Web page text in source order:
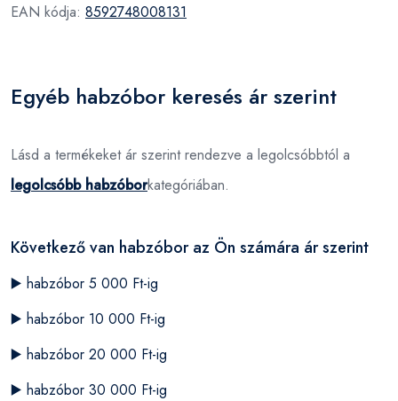
EAN kódja: 8592748008131
Egyéb habzóbor keresés ár szerint
Lásd a termékeket ár szerint rendezve a legolcsóbbtól a
legolcsóbb habzóborkategóriában.
Következő van habzóbor az Ön számára ár szerint
▶️ habzóbor 5 000 Ft-ig
▶️ habzóbor 10 000 Ft-ig
▶️ habzóbor 20 000 Ft-ig
▶️ habzóbor 30 000 Ft-ig